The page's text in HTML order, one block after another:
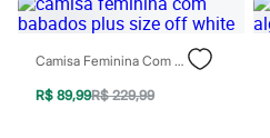
Acessórios
Bolsas
Bonés e Chapéus
Bijoux
Cintos
Camisa Feminina Com Babados Plus Size Off White
R$ 89,99R$ 229,99